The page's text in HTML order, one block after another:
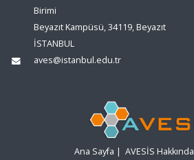
Birimi
Beyazıt Kampüsü, 34119, Beyazıt
İSTANBUL
aves@istanbul.edu.tr
Ana Sayfa | AVESİS Hakkında